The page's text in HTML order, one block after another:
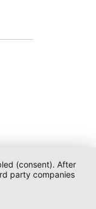
(consent). After
party companies